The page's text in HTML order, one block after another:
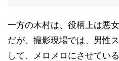
一方の木村は、役柄上は悪
だが、撮影現場では、男性
して、メロメロにさせてい